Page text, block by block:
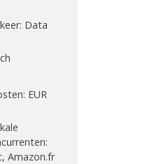
Data
EUR
Amazon.fr